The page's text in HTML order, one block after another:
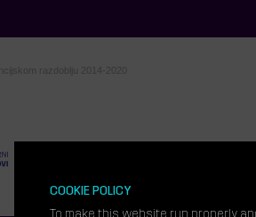
razdoblju 2014-2020
COOKIE POLICY